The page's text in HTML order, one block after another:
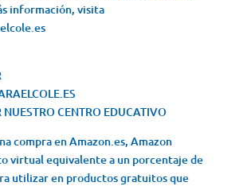
información, visita
NUESTRO CENTRO EDUCATIVO
compra en Amazon.es, Amazon
virtual equivalente a un porcentaje de
utilizar en productos gratuitos que